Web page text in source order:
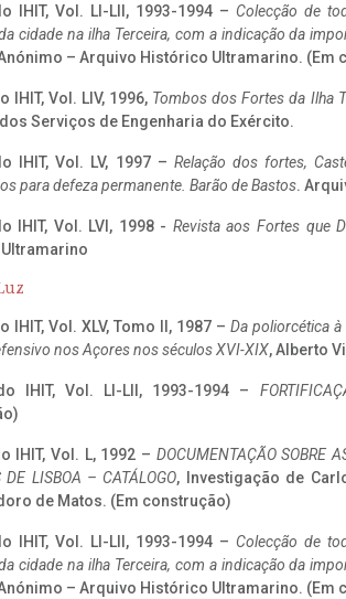
IHIT, Vol. LI-LII, 1993-1994 – Colecção de
cidade na ilha Terceira, com a indicação da
– Arquivo Histórico Ultramarino. (Em
IHIT, Vol. LIV, 1996, Tombos dos Fortes da Ilha
Serviços de Engenharia do Exército.
IHIT, Vol. LV, 1997 – Relação dos fortes,
para defeza permanente. Barão de Bastos.
IHIT, Vol. LVI, 1998 - Revista aos Fortes que
IHIT, Vol. XLV, Tomo II, 1987 – Da poliorcética
nos Açores nos séculos XVI-XIX, Alberto
IHIT, Vol. LI-LII, 1993-1994 –
IHIT, Vol. L, 1992 – DOCUMENTAÇÃO SOBRE
DE LISBOA – CATÁLOGO, Investigação de
de Matos. (Em construção)
IHIT, Vol. LI-LII, 1993-1994 – Colecção de
cidade na ilha Terceira, com a indicação da
– Arquivo Histórico Ultramarino. (Em